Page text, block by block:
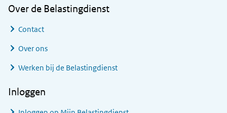
Over de Belastingdienst
Contact
Over ons
Werken bij de Belastingdienst
Inloggen